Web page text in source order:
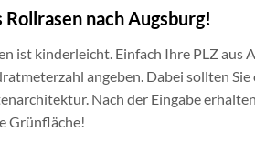
Rollrasen nach Augsburg!
ist kinderleicht. Einfach Ihre PLZ aus
angeben. Dabei sollten
Nach der Eingabe
Grünfläche!